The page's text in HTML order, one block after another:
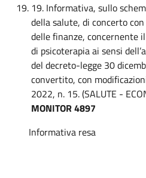
19. Informativa, sullo
della salute, di concerto
delle finanze, concernente
di psicoterapia ai sensi
del decreto-legge 30
convertito, con
2022, n. 15. (SALUTE -
MONITOR 4897
Informativa resa